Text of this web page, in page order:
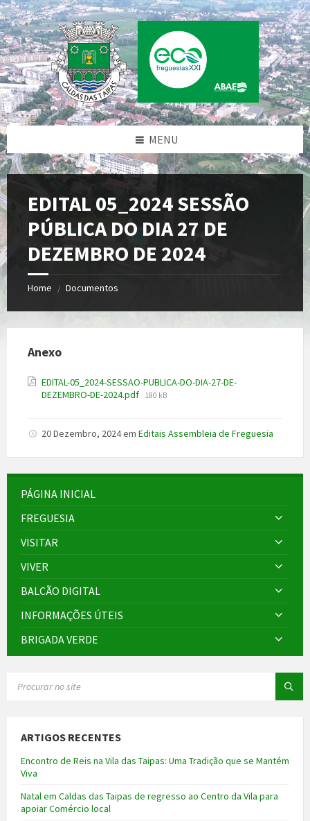
Skip
to
content
Skip
to
left
sidebar
Skip
to
footer
MENU
EDITAL 05_2024 SESSÃO
PÚBLICA DO DIA 27 DE
DEZEMBRO DE 2024
Home / Documentos
Anexo
EDITAL-05_2024-SESSAO-PUBLICA-DO-DIA-27-DE-
DEZEMBRO-DE-2024.pdf File
180 kB
20 Dezembro, 2024em Editais Assembleia de Freguesia
PÁGINA INICIAL
FREGUESIA
VISITAR
VIVER
BALCÃO DIGITAL
INFORMAÇÕES ÚTEIS
BRIGADA VERDE
ARTIGOS RECENTES
Encontro de Reis na Vila das Taipas: Uma Tradição que se Mantém
Viva
Natal em Caldas das Taipas de regresso ao Centro da Vila para
apoiar Comércio local